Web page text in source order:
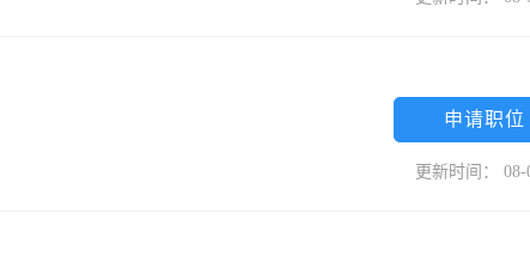
申请职位
更新时间： 08-